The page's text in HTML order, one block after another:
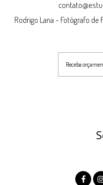
Rodrigo Lana - Fotógrafo de
Receba